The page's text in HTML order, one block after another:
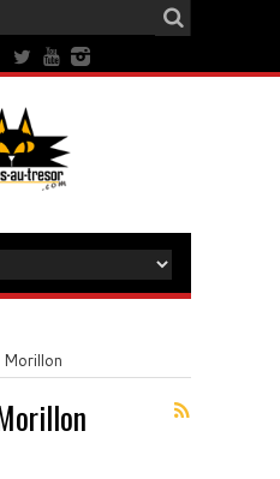
Morillon